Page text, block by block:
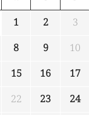
1 2 3
8 9 10
15 16 17
22 23 24